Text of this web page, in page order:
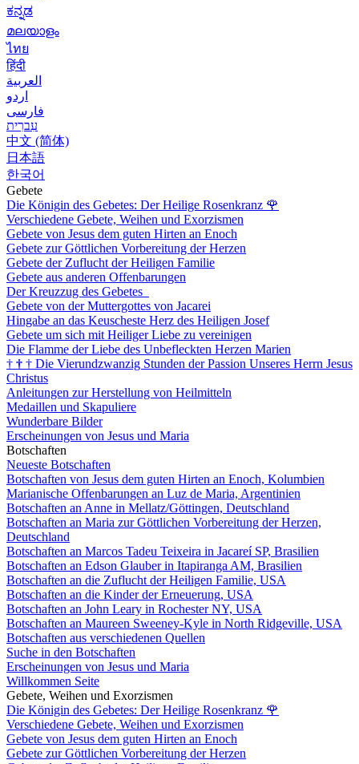
ಕನ್ನಡ
മലയാളം
ไทย
हिंदी
العربية
اردو
فارسی
עִברִית
中文 (简体)
日本語
한국어
Gebete
Die Königin des Gebetes: Der Heilige Rosenkranz 🌹
Verschiedene Gebete, Weihen und Exorzismen
Gebete von Jesus dem guten Hirten an Enoch
Gebete zur Göttlichen Vorbereitung der Herzen
Gebete der Zuflucht der Heiligen Familie
Gebete aus anderen Offenbarungen
Der Kreuzzug des Gebetes
Gebete von der Muttergottes von Jacarei
Hingabe an das Keuscheste Herz des Heiligen Josef
Gebete um sich mit Heiliger Liebe zu vereinigen
Die Flamme der Liebe des Unbefleckten Herzen Marien
† † † Die Vierundzwanzig Stunden der Passion Unseres Herrn Jesus
Christus
Anleitungen zur Herstellung von Heilmitteln
Medaillen und Skapuliere
Wunderbare Bilder
Erscheinungen von Jesus und Maria
Botschaften
Neueste Botschaften
Botschaften von Jesus dem guten Hirten an Enoch, Kolumbien
Marianische Offenbarungen an Luz de Maria, Argentinien
Botschaften an Anne in Mellatz/Göttingen, Deutschland
Botschaften an Maria zur Göttlichen Vorbereitung der Herzen,
Deutschland
Botschaften an Marcos Tadeu Teixeira in Jacareí SP, Brasilien
Botschaften an Edson Glauber in Itapiranga AM, Brasilien
Botschaften an die Zuflucht der Heiligen Familie, USA
Botschaften an die Kinder der Erneuerung, USA
Botschaften an John Leary in Rochester NY, USA
Botschaften an Maureen Sweeney-Kyle in North Ridgeville, USA
Botschaften aus verschiedenen Quellen
Suche in den Botschaften
Erscheinungen von Jesus und Maria
Willkommen Seite
Gebete, Weihen und Exorzismen
Die Königin des Gebetes: Der Heilige Rosenkranz 🌹
Verschiedene Gebete, Weihen und Exorzismen
Gebete von Jesus dem guten Hirten an Enoch
Gebete zur Göttlichen Vorbereitung der Herzen